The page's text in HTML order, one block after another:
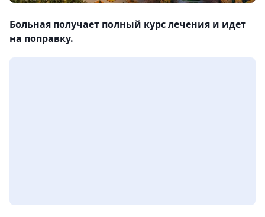
Больная получает полный курс лечения и идет
на поправку.